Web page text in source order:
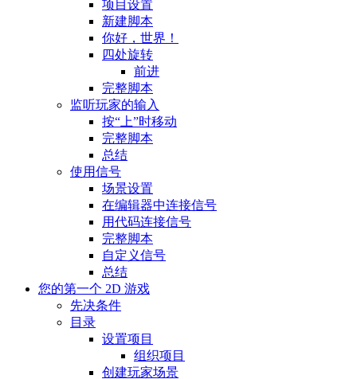
项目设置
新建脚本
你好，世界！
四处旋转
前进
完整脚本
监听玩家的输入
按“上”时移动
完整脚本
总结
使用信号
场景设置
在编辑器中连接信号
用代码连接信号
完整脚本
自定义信号
总结
您的第一个 2D 游戏
先决条件
目录
设置项目
组织项目
创建玩家场景